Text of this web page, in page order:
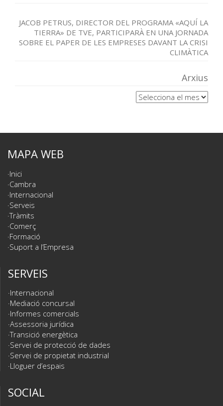
JACOB PETRUS, DIRECTOR DEL PROGRAMA «AQUÍ LA
TIERRA» DE TVE, PARTICIPARÀ EN UNA JORNADA
SOBRE EL PAPER DE LES EMPRESES DAVANT LA CRISI
CLIMÀTICA
Arxius
Arxius
MAPA WEB
Inici
Cambra
Internacional
Serveis
Tràmits
Comerç
Formació
Suport a l’Empresa
SERVEIS
Internacional
Mediació concursal
Informes comercials
Assessoria jurídica
Transició energètica
Servei de protecció de dades
Servei de propietat industrial
Lloguer d’espais
SOCIAL